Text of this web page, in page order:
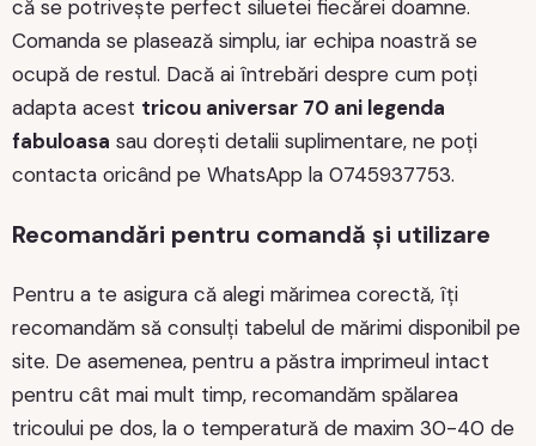
că se potrivește perfect siluetei fiecărei doamne.
Comanda se plasează simplu, iar echipa noastră se
ocupă de restul. Dacă ai întrebări despre cum poți
adapta acest tricou aniversar 70 ani legenda
fabuloasa sau dorești detalii suplimentare, ne poți
contacta oricând pe WhatsApp la 0745937753.
Recomandări pentru comandă și utilizare
Pentru a te asigura că alegi mărimea corectă, îți
recomandăm să consulți tabelul de mărimi disponibil pe
site. De asemenea, pentru a păstra imprimeul intact
pentru cât mai mult timp, recomandăm spălarea
tricoului pe dos, la o temperatură de maxim 30-40 de